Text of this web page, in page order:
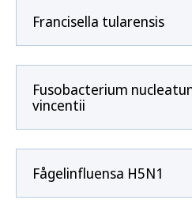
Francisella tularensis
Fusobacterium
vincentii
Fågelinfluensa H5N1